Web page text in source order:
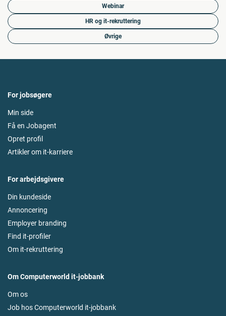
Webinar
HR og it-rekruttering
Øvrige
For jobsøgere
Min side
Få en Jobagent
Opret profil
Artikler om it-karriere
For arbejdsgivere
Din kundeside
Annoncering
Employer branding
Find it-profiler
Om it-rekruttering
Om Computerworld it-jobbank
Om os
Job hos Computerworld it-jobbank